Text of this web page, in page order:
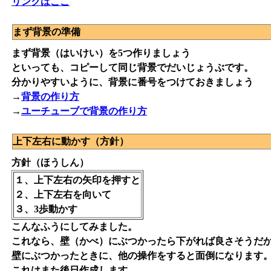
まず背景の準備
まず背景（はいけい）を5つ作りましょう
といっても、コピーして同じ背景でだいじょうぶです。
分かりやすいように、背景に番号をつけておきましょう
→背景の作り方
→ユーチューブで背景の作り方
上下左右に動かす（方針）
方針（ほうしん）
１、上下左右の矢印を押すと
２、上下左右を向いて
３、3歩動かす
こんなふうにしてみました。
これなら、壁（かべ）にぶつかったら下がれば良さそうだか
壁にぶつかったときに、他の操作をすると面倒になります。